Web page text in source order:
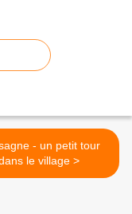
- un petit tour
dans le village >